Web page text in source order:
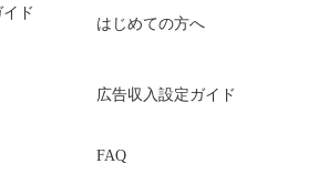
ド
はじめての方へ
広告収入設定ガイド
FAQ